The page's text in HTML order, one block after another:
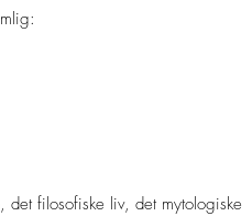
det filosofiske liv, det mytologiske